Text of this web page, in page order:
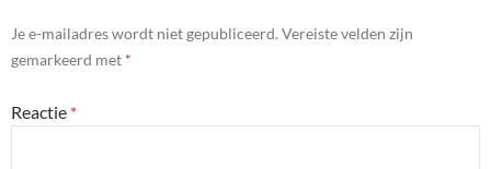
Je e-mailadres wordt niet gepubliceerd. Vereiste velden zijn
gemarkeerd met *
Reactie *